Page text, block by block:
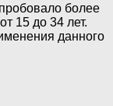
более
15 до 34 лет.
данного